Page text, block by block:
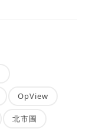
OpView
北市圖